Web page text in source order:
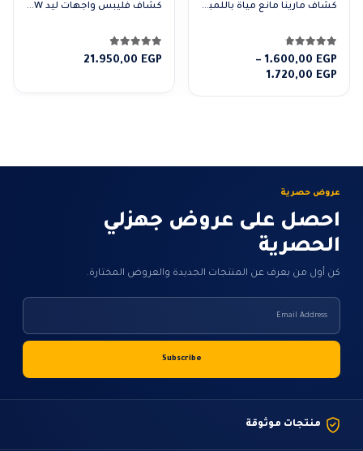
كشاف مارينا مانع مياة باللمبات
4.71 من 5
1.600,00 EGP
–
1.720,00 EGP
نطاق
كشاف فليبس واجهات ليد 200W
4.86 من 5
21.950,00 EGP
عروض حصرية
احصل على عروض جهزلي
الحصرية
كن أول من يعرف عن المنتجات الجديدة والعروض المختارة.
منتجات موثوقة